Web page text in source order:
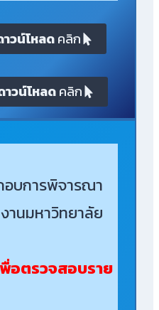
าวน์โหลดคลิก
าวน์โหลดคลิก
อบการพิจารณา
นมหาวิทยาลัย
อตรวจสอบราย